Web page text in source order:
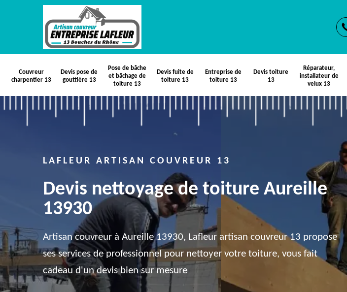
Couvreur
charpentier 13
Devis pose de
gouttière 13
Pose de bâche
et bâchage de
toiture 13
Devis fuite de
toiture 13
Entreprise de
toiture 13
Devis toiture
13
Réparateur,
installateur de
velux 13
LAFLEUR ARTISAN COUVREUR 13
Devis nettoyage de toiture Aureille
13930
Artisan couvreur à Aureille 13930, Lafleur artisan couvreur 13 propose
ses services de professionnel pour nettoyer votre toiture, vous fait
cadeau d'un devis bien sur mesure